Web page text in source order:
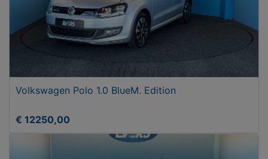
Volkswagen Polo 1.0 BlueM. Edition
€ 12250,00